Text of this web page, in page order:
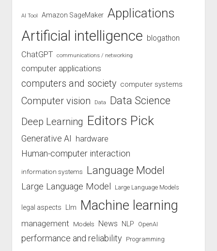
AI Tool Amazon SageMaker Applications
Artificial intelligence blogathon
ChatGPT communications / networking
computer applications
computers and society computer systems
Computer vision Data Data Science
Deep Learning Editors Pick
Generative AI hardware
Human-computer interaction
information systems Language Model
Large Language Model Large Language Models
legal aspects Llm Machine learning
management Models News NLP OpenAI
performance and reliability Programming